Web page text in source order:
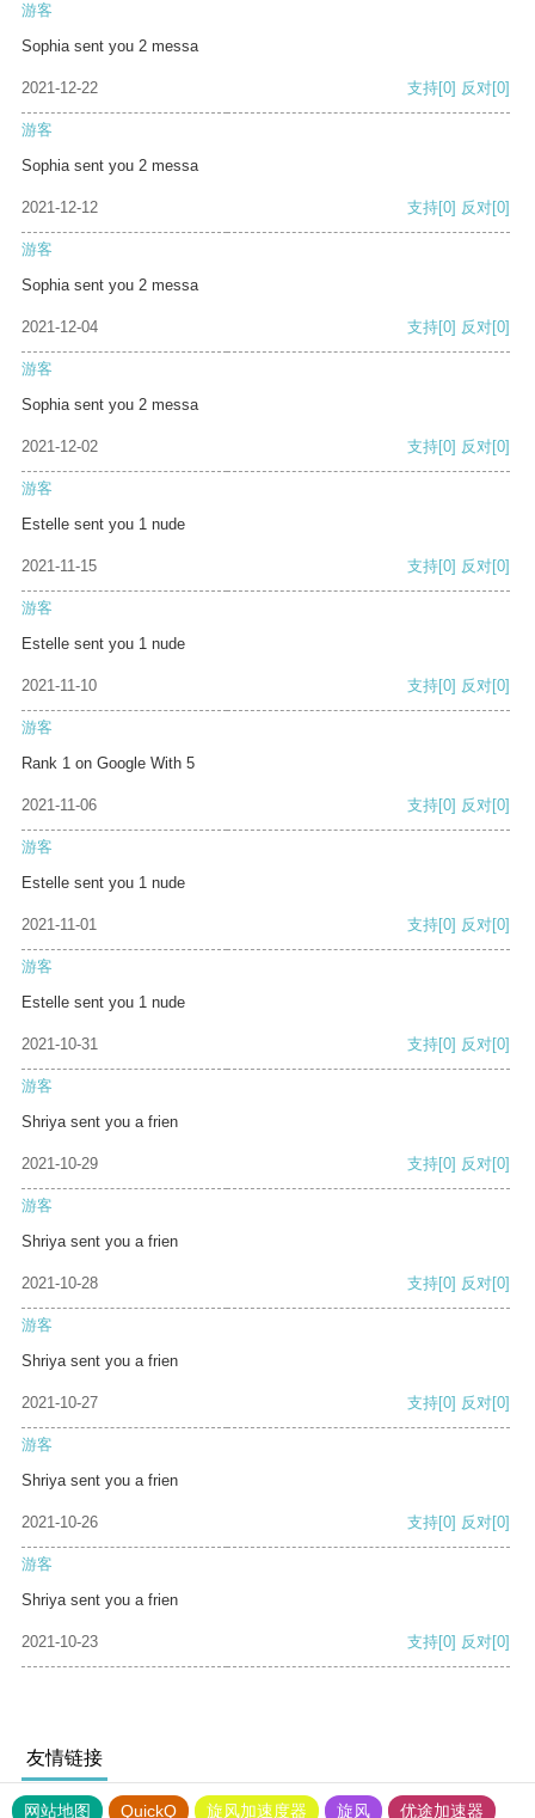
游客
Sophia sent you 2 messa
2021-12-22 支持[0] 反对[0]
游客
Sophia sent you 2 messa
2021-12-12 支持[0] 反对[0]
游客
Sophia sent you 2 messa
2021-12-04 支持[0] 反对[0]
游客
Sophia sent you 2 messa
2021-12-02 支持[0] 反对[0]
游客
Estelle sent you 1 nude
2021-11-15 支持[0] 反对[0]
游客
Estelle sent you 1 nude
2021-11-10 支持[0] 反对[0]
游客
Rank 1 on Google With 5
2021-11-06 支持[0] 反对[0]
游客
Estelle sent you 1 nude
2021-11-01 支持[0] 反对[0]
游客
Estelle sent you 1 nude
2021-10-31 支持[0] 反对[0]
游客
Shriya sent you a frien
2021-10-29 支持[0] 反对[0]
游客
Shriya sent you a frien
2021-10-28 支持[0] 反对[0]
游客
Shriya sent you a frien
2021-10-27 支持[0] 反对[0]
游客
Shriya sent you a frien
2021-10-26 支持[0] 反对[0]
游客
Shriya sent you a frien
2021-10-23 支持[0] 反对[0]
友情链接
网站地图 QuickQ 旋风加速度器 旋风 优途加速器